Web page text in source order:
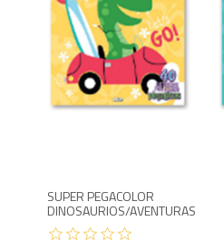
SUPER PEGACOLOR
DINOSAURIOS/AVENTURAS